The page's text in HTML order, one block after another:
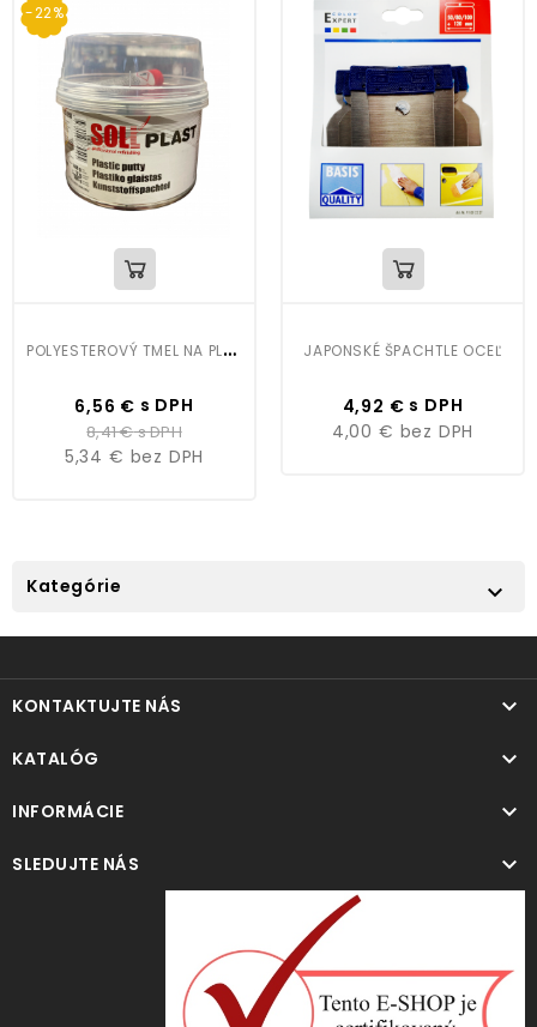
-22%
P
OLYESTEROVÝ TMEL NA PLASTY 0,5KG
Cena
6,56 € s DPH
8,41 €s DPH
5,34 € bez DPH
JAPONSKÉ ŠPACHTLE OCEĽ
Cena
4,92 € s DPH
4,00 € bez DPH
Kategórie 
KONTAKTUJTE NÁS 
KATALÓG 
INFORMÁCIE 
SLEDUJTE NÁS 